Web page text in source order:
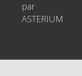
par
ASTERIUM